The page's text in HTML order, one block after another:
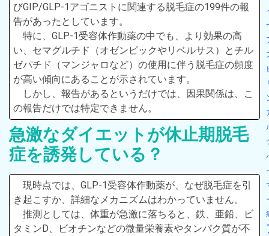
びGIP/GLP-1アゴニストに関連する脱毛症の199件の報
告があったとしています。
特に、GLP-1受容体作動薬の中でも、より効果の高
い、セマグルチド（オゼンピックやリベルサス）とチル
ゼパチド（マンジャロなど）の使用に伴う脱毛症の頻度
が高い傾向にあることが示されています。
しかし、報告があるというだけでは、因果関係は、こ
の報告だけでは特定できません。
急激なダイエットが休止期脱毛
症を誘発している？
現時点では、GLP-1受容体作動薬が、なぜ脱毛症を引
き起こすか、詳細なメカニズムはわかっていません。
推測としては、体重が急激に落ちると、鉄、亜鉛、ビ
タミンD、ビオチンなどの微量栄養素やタンパク質が不